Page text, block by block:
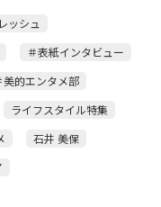
ッシュ
＃表紙インタビュー
美的エンタメ部
ライフスタイル特集
石井 美保